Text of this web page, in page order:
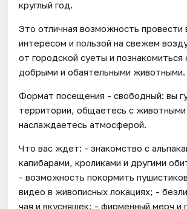
круглый год.
Это отличная возможность провести
интересом и пользой на свежем
от городской суеты и познакомиться
добрыми и обаятельными животными.
Формат посещения - свободный: вы
территории, общаетесь с животными
наслаждаетесь атмосферой.
Что вас ждет: - знакомство с
капибарами, кроликами и другими
- возможность покормить
видео в живописных локациях; -
чая и вкусняшек; - фирменный мерч и